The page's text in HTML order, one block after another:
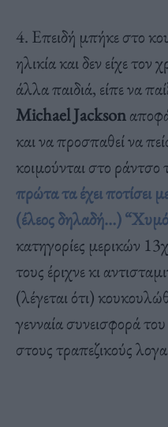
4. Επειδή μπήκε στο
ηλικία και δεν είχε τον
άλλα παιδιά, είπε να
Michael Jackson
και να προσπαθεί να
κοιμούνται στο
πρώτα τα έχει ποτίσει
(έλεος δηλαδή…)
κατηγορίες μερικών
τους έριχνε κι
(λέγεται ότι)
γενναία συνεισφορά
στους τραπεζικούς